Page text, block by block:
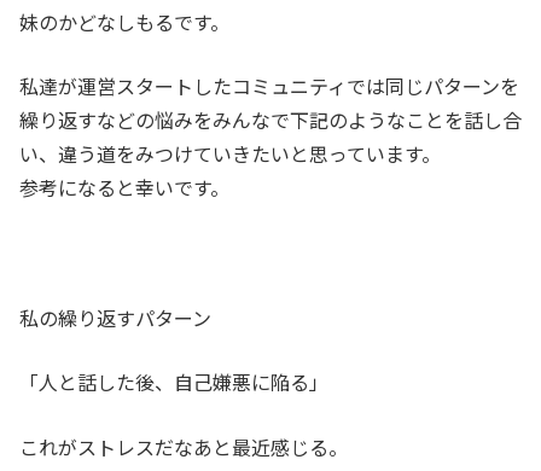
妹のかどなしもるです。
私達が運営スタートしたコミュニティでは同じパターンを
繰り返すなどの悩みをみんなで下記のようなことを話し合
い、違う道をみつけていきたいと思っています。
参考になると幸いです。
私の繰り返すパターン
「人と話した後、自己嫌悪に陥る」
これがストレスだなあと最近感じる。